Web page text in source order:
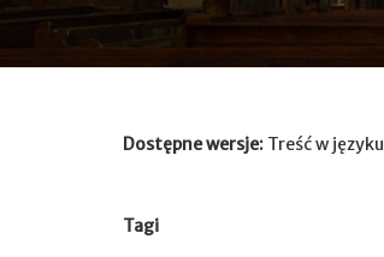
Dostępne wersje: Treść w
Tagi